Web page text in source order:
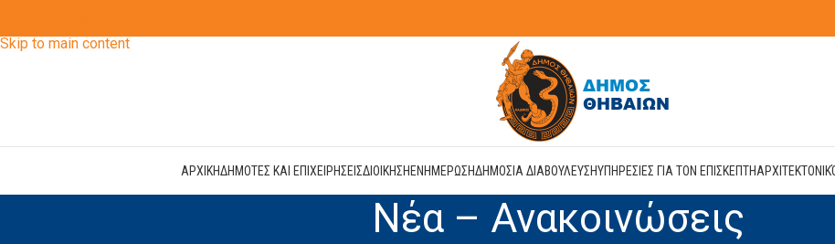
Skip to main content
ΑΡΧΙΚΗΔΗΜΟΤΕΣ ΚΑΙ ΕΠΙΧΕΙΡΗΣΕΙΣΔΙΟΙΚΗΣΗΕΝΗΜΕΡΩΣΗΔΗΜΟΣΙΑ ΔΙΑΒΟΥΛΕΥΣΗΥΠΗΡΕΣΙΕΣ ΓΙΑ ΤΟΝ ΕΠΙΣΚΕΠΤΗ
Νέα – Ανακοινώσεις